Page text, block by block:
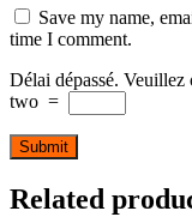
Save my name,
time I comment.
Délai dépassé. Veuillez
two =
Related